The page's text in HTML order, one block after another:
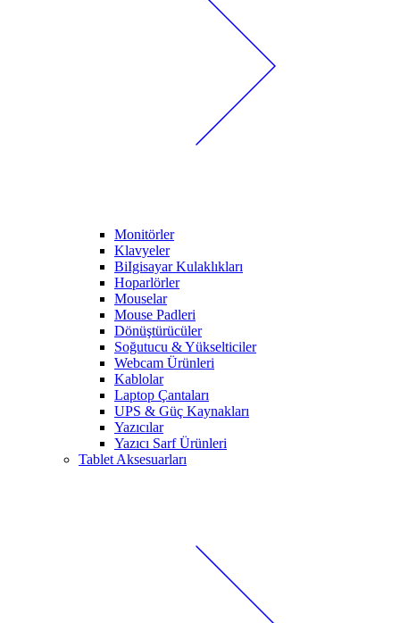
Monitörler
Klavyeler
BiIgisayar Kulaklıkları
Hoparlörler
Mouselar
Mouse Padleri
Dönüştürücüler
Soğutucu & Yükselticiler
Webcam Ürünleri
Kablolar
Laptop Çantaları
UPS & Güç Kaynakları
Yazıcılar
Yazıcı Sarf Ürünleri
Tablet Aksesuarları